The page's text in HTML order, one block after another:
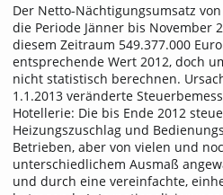
Der Netto-Nächtigungsumsatz
die Periode Jänner bis November
diesem Zeitraum 549.377.000
entsprechende Wert 2012, doch
nicht statistisch berechnen.
1.1.2013 veränderte
Hotellerie: Die bis Ende 2012
Heizungszuschlag und
Betrieben, aber von vielen und
unterschiedlichem Ausmaß
und durch eine vereinfachte,